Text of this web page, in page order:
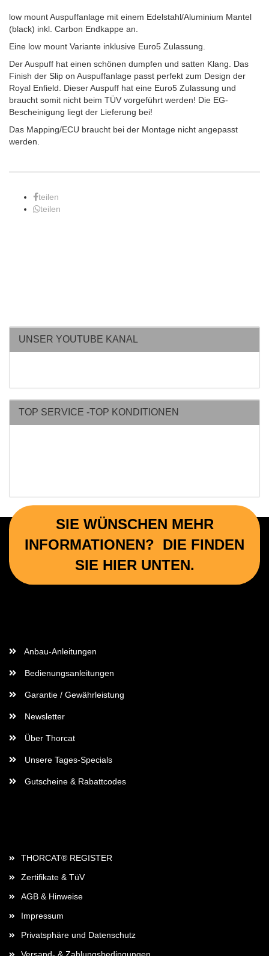
low mount Auspuffanlage mit einem Edelstahl/Aluminium Mantel
(black) inkl. Carbon Endkappe an.
Eine low mount Variante inklusive Euro5 Zulassung.
Der Auspuff hat einen schönen dumpfen und satten Klang. Das
Finish der Slip on Auspuffanlage passt perfekt zum Design der
Royal Enfield. Dieser Auspuff hat eine Euro5 Zulassung und
braucht somit nicht beim TÜV vorgeführt werden! Die EG-
Bescheinigung liegt der Lieferung bei!
Das Mapping/ECU braucht bei der Montage nicht angepasst
werden.
teilen
teilen
UNSER YOUTUBE KANAL
TOP SERVICE -TOP KONDITIONEN
SIE WÜNSCHEN MEHR
INFORMATIONEN? DIE FINDEN
SIE HIER UNTEN.
Anbau-Anleitungen
Bedienungsanleitungen
Garantie / Gewährleistung
Newsletter
Über Thorcat
Unsere Tages-Specials
Gutscheine & Rabattcodes
THORCAT® REGISTER
Zertifikate & TüV
AGB & Hinweise
Impressum
Privatsphäre und Datenschutz